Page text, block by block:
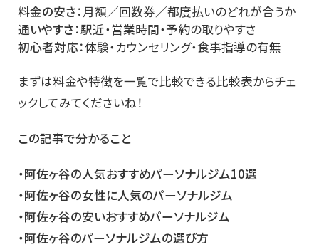
料金の安さ：月額／回数券／都度払いのどれが合うか
通いやすさ：駅近・営業時間・予約の取りやすさ
初心者対応：体験・カウンセリング・食事指導の有無
まずは料金や特徴を一覧で比較できる比較表からチェ
ックしてみてくださいね！
この記事で分かること
・阿佐ヶ谷の人気おすすめパーソナルジム10選
・阿佐ヶ谷の女性に人気のパーソナルジム
・阿佐ヶ谷の安いおすすめパーソナルジム
・阿佐ヶ谷のパーソナルジムの選び方